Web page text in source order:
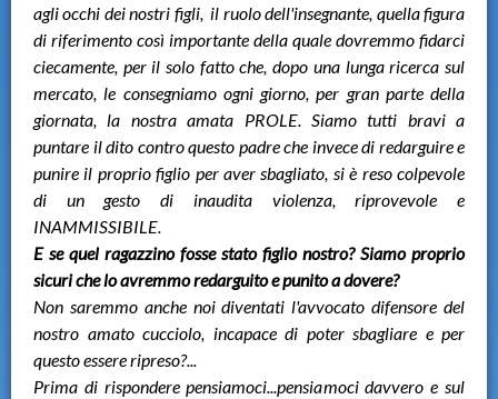
agli occhi dei nostri figli, il ruolo dell'insegnante, quella figura
di riferimento così importante della quale dovremmo fidarci
ciecamente, per il solo fatto che, dopo una lunga ricerca sul
mercato, le consegniamo ogni giorno, per gran parte della
giornata, la nostra amata PROLE. Siamo tutti bravi a
puntare il dito contro questo padre che invece di redarguire e
punire il proprio figlio per aver sbagliato, si è reso colpevole
di un gesto di inaudita violenza, riprovevole e
INAMMISSIBILE.
E se quel ragazzino fosse stato figlio nostro? Siamo proprio
sicuri che lo avremmo redarguito e punito a dovere?
Non saremmo anche noi diventati l'avvocato difensore del
nostro amato cucciolo, incapace di poter sbagliare e per
questo essere ripreso?...
Prima di rispondere pensiamoci...pensiamoci davvero e sul